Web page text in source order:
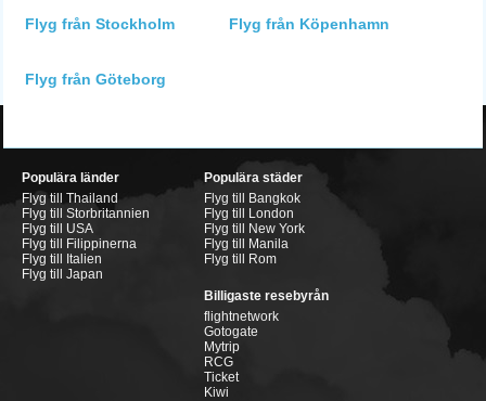
Flyg från Stockholm Flyg från Köpenhamn
Flyg från Göteborg
Populära länder
Flyg till Thailand
Flyg till Storbritannien
Flyg till USA
Flyg till Filippinerna
Flyg till Italien
Flyg till Japan
Populära städer
Flyg till Bangkok
Flyg till London
Flyg till New York
Flyg till Manila
Flyg till Rom
Billigaste resebyrån
flightnetwork
Gotogate
Mytrip
RCG
Ticket
Kiwi